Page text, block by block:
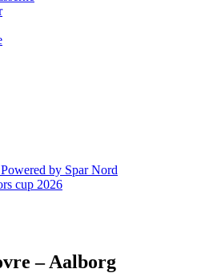
by Spar Nord
cup 2026
– Aalborg